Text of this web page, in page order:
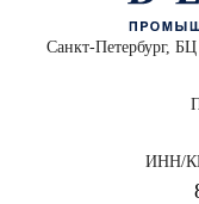
Санкт-Петербург,
ИНН/